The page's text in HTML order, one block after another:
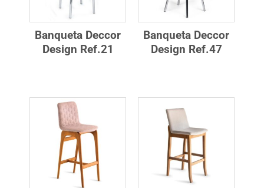
Banqueta Deccor
Design Ref.21
Banqueta Deccor
Design Ref.47